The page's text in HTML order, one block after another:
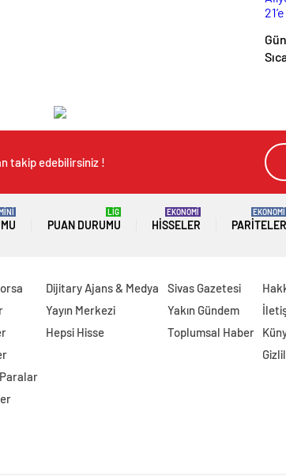
takip edebilirsiniz !
PUAN DURUMU
LİG
HISSELER
EKONOMİ
PARITELER
EKONOMİ
Dijitary Ajans & Medya
Yayın Merkezi
Hepsi Hisse
Sivas Gazetesi
Yakın Gündem
Toplumsal Haber